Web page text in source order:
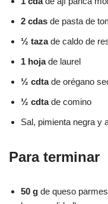
2 cdas de pasta de
½ tazade caldo de
1 hojade laurel
½ cdtade orégano
½ cdtade comino
Sal, pimienta negra y
Para terminar
50 g de queso